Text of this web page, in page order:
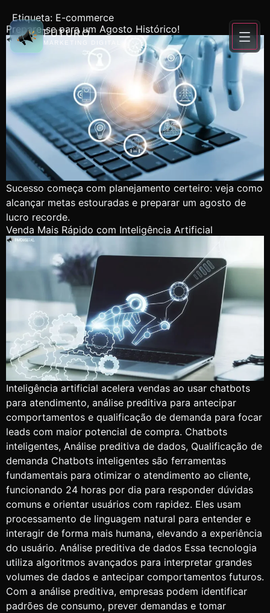
FUTURO
MARKETING DIGITAL
Etiqueta: E-commerce
Prepare-se para um Agosto Histórico!
Sucesso começa com planejamento certeiro: veja como
alcançar metas estouradas e preparar um agosto de
lucro recorde.
Venda Mais Rápido com Inteligência Artificial
Inteligência artificial acelera vendas ao usar chatbots
para atendimento, análise preditiva para antecipar
comportamentos e qualificação de demanda para focar
leads com maior potencial de compra. Chatbots
inteligentes, Análise preditiva de dados, Qualificação de
demanda Chatbots inteligentes são ferramentas
fundamentais para otimizar o atendimento ao cliente,
funcionando 24 horas por dia para responder dúvidas
comuns e orientar usuários com rapidez. Eles usam
processamento de linguagem natural para entender e
interagir de forma mais humana, elevando a experiência
do usuário. Análise preditiva de dados Essa tecnologia
utiliza algoritmos avançados para interpretar grandes
volumes de dados e antecipar comportamentos futuros.
Com a análise preditiva, empresas podem identificar
padrões de consumo, prever demandas e tomar